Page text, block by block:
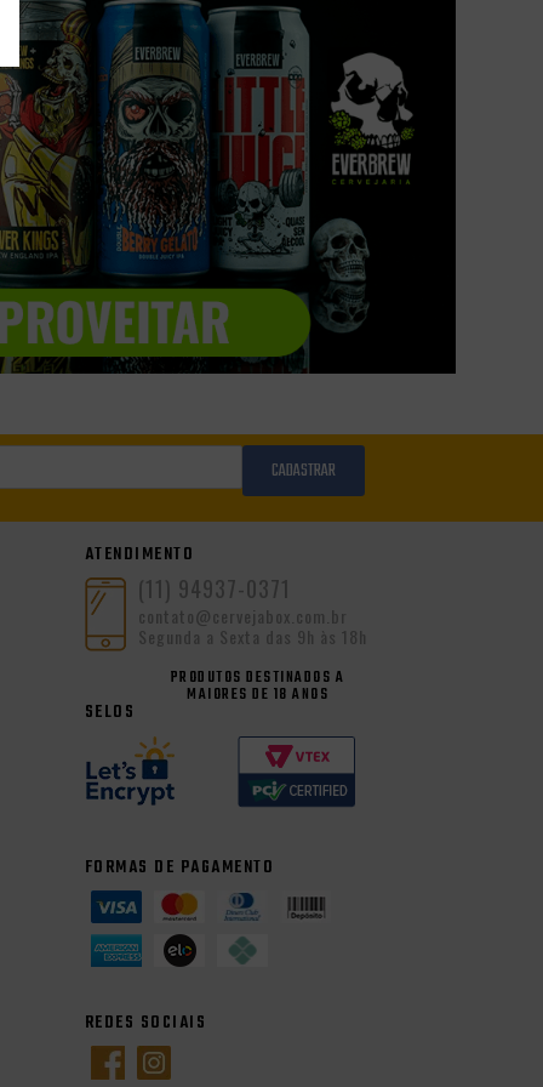
CADASTRAR
ATENDIMENTO
(11) 94937-0371
contato@cervejabox.com.br
Segunda a Sexta das 9h às 18h
PRODUTOS DESTINADOS A
MAIORES DE 18 ANOS
SELOS
FORMAS DE PAGAMENTO
REDES SOCIAIS